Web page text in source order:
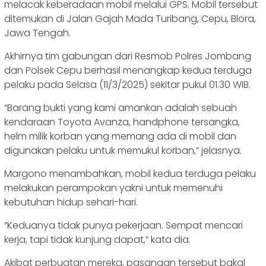
melacak keberadaan mobil melalui GPS. Mobil tersebut
ditemukan di Jalan Gajah Mada Turibang, Cepu, Blora,
Jawa Tengah.
Akhirnya tim gabungan dari Resmob Polres Jombang
dan Polsek Cepu berhasil menangkap kedua terduga
pelaku pada Selasa (11/3/2025) sekitar pukul 01.30 WIB.
“Barang bukti yang kami amankan adalah sebuah
kendaraan Toyota Avanza, handphone tersangka,
helm milik korban yang memang ada di mobil dan
digunakan pelaku untuk memukul korban,” jelasnya.
Margono menambahkan, mobil kedua terduga pelaku
melakukan perampokan yakni untuk memenuhi
kebutuhan hidup sehari-hari.
“Keduanya tidak punya pekerjaan. Sempat mencari
kerja, tapi tidak kunjung dapat,” kata dia.
Akibat perbuatan mereka, pasangan tersebut bakal